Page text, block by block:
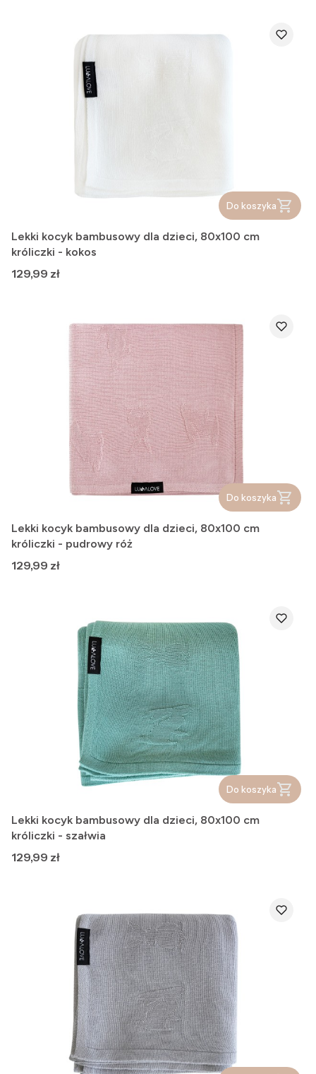
Do koszyka
Lekki kocyk bambusowy dla dzieci, 80x100 cm
króliczki - kokos
Cena
129,99 zł
Do koszyka
Lekki kocyk bambusowy dla dzieci, 80x100 cm
króliczki - pudrowy róż
Cena
129,99 zł
Do koszyka
Lekki kocyk bambusowy dla dzieci, 80x100 cm
króliczki - szałwia
Cena
129,99 zł